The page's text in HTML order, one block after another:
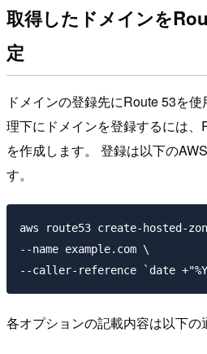
取得したドメインを
定
ドメインの登録先にRoute 53を
理下にドメインを登録するには
を作成します。 登録は以下の
す。
aws route53 create-hosted-
--name example.com \
各オプションの記載内容は以下の